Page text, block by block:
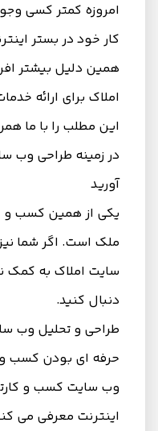
امروزه کمتر کسی
کار خود در بستر
همین دلیل بیشتر
املاک برای ارائه
این مطلب را با ما
در زمینه طراحی وب
آورید
یکی از همین کسب و
ملک است. اگر شما
سایت املاک به کمک
دنبال کنید.
طراحی و تحلیل وب
حرفه ای بودن کسب
وب سایت کسب و
اینترنت معرفی می